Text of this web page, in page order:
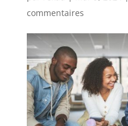
commentaires